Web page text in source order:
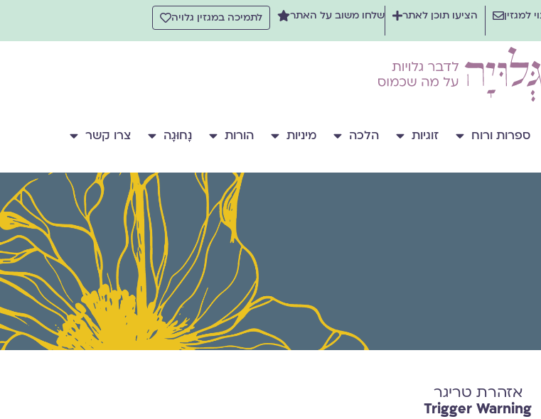
למגזין הציעו תוכן לאתר שלחו משוב על האתר לתמיכה במגזין גלויה
ספרות ורוח זוגיות הלכה מיניות הורות נָחוּגָה צרו קשר
אזהרת טריגר
Trigger Warning